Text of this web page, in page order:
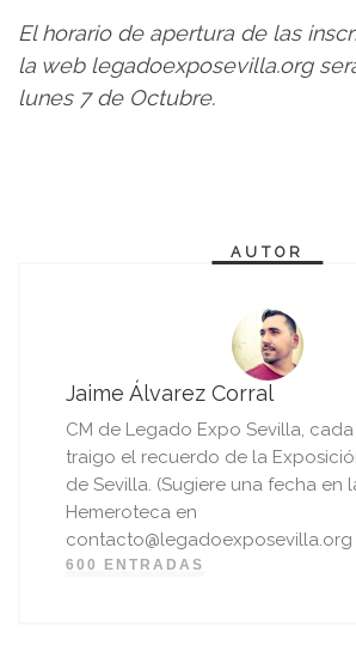
El horario de apertura de las
la web legadoexposevilla.org
lunes 7 de Octubre.
AUTOR
Jaime Álvarez Corral
CM de Legado Expo Sevilla,
traigo el recuerdo de la
de Sevilla. (Sugiere una fecha en
Hemeroteca en
contacto@legadoexposevilla.org
600 ENTRADAS